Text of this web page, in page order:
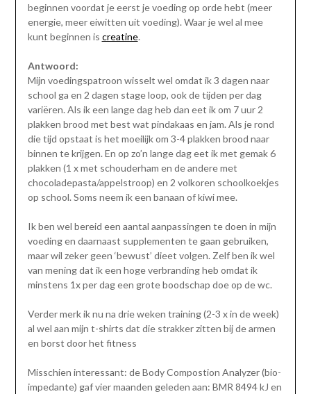
beginnen voordat je eerst je voeding op orde hebt (meer
energie, meer eiwitten uit voeding). Waar je wel al mee
kunt beginnen is creatine.
Antwoord:
Mijn voedingspatroon wisselt wel omdat ik 3 dagen naar
school ga en 2 dagen stage loop, ook de tijden per dag
variëren. Als ik een lange dag heb dan eet ik om 7 uur 2
plakken brood met best wat pindakaas en jam. Als je rond
die tijd opstaat is het moeilijk om 3-4 plakken brood naar
binnen te krijgen. En op zo’n lange dag eet ik met gemak 6
plakken (1 x met schouderham en de andere met
chocoladepasta/appelstroop) en 2 volkoren schoolkoekjes
op school. Soms neem ik een banaan of kiwi mee.
Ik ben wel bereid een aantal aanpassingen te doen in mijn
voeding en daarnaast supplementen te gaan gebruiken,
maar wil zeker geen ‘bewust’ dieet volgen. Zelf ben ik wel
van mening dat ik een hoge verbranding heb omdat ik
minstens 1x per dag een grote boodschap doe op de wc.
Verder merk ik nu na drie weken training (2-3 x in de week)
al wel aan mijn t-shirts dat die strakker zitten bij de armen
en borst door het fitness
Misschien interessant: de Body Compostion Analyzer (bio-
impedante) gaf vier maanden geleden aan: BMR 8494 kJ en